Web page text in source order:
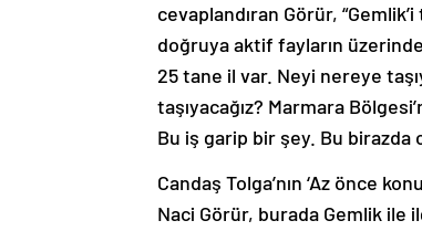
cevaplandıran Görür,
doğruya aktif fayların
25 tane il var. Neyi nereye
taşıyacağız? Marmara
Bu iş garip bir şey. Bu birazda
Candaş Tolga’nın ‘Az önce
Naci Görür, burada Gemlik ile